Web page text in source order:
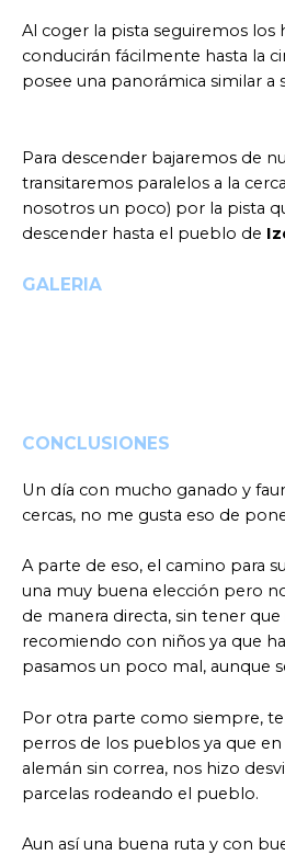
Al coger la pista seguiremos los
conducirán fácilmente hasta la
posee una panorámica similar a
Para descender bajaremos de
transitaremos paralelos a la
nosotros un poco) por la pista
descender hasta el pueblo de
GALERIA
CONCLUSIONES
Un día con mucho ganado y
cercas, no me gusta eso de
A parte de eso, el camino para
una muy buena elección pero
de manera directa, sin tener
recomiendo con niños ya que
pasamos un poco mal, aunque
Por otra parte como siempre,
perros de los pueblos ya que
alemán sin correa, nos hizo
parcelas rodeando el pueblo.
Aun así una buena ruta y con